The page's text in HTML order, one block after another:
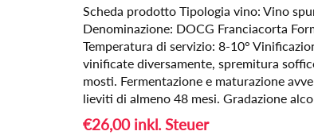
Scheda prodotto Tipologia vino: Vino
Denominazione: DOCG Franciacorta
Temperatura di servizio: 8-10°
vinificate diversamente, spremitura
mosti. Fermentazione e maturazione
lieviti di almeno 48 mesi. Gradazione
€26,00 inkl. Steuer